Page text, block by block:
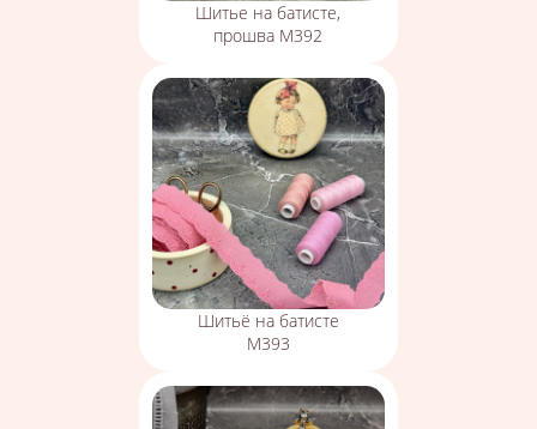
Шитье на батисте,
прошва М392
Шитьё на батисте
М393